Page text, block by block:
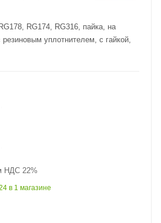
RG174, RG316, пайка, на
резиновым уплотнителем, с гайкой,
НДС 22%
в 1 магазине